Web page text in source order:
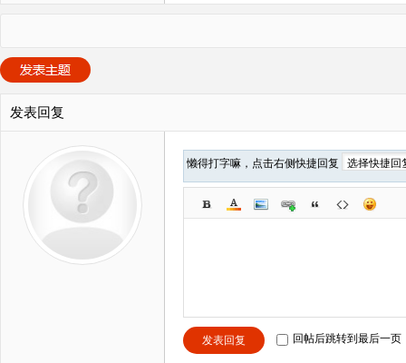
发表回复
懒得打字嘛，点击右侧快捷回复
发表回复 回帖后跳转到最后一页